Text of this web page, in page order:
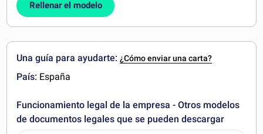
Rellenar el modelo
Una guía para ayudarte:¿Cómo enviar una carta?
País: España
Funcionamiento legal de la empresa - Otros modelos
de documentos legales que se pueden descargar